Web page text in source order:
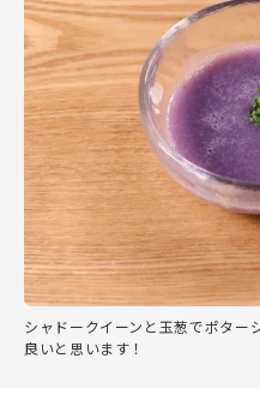
シャドークイーンと玉葱でポター
良いと思います！